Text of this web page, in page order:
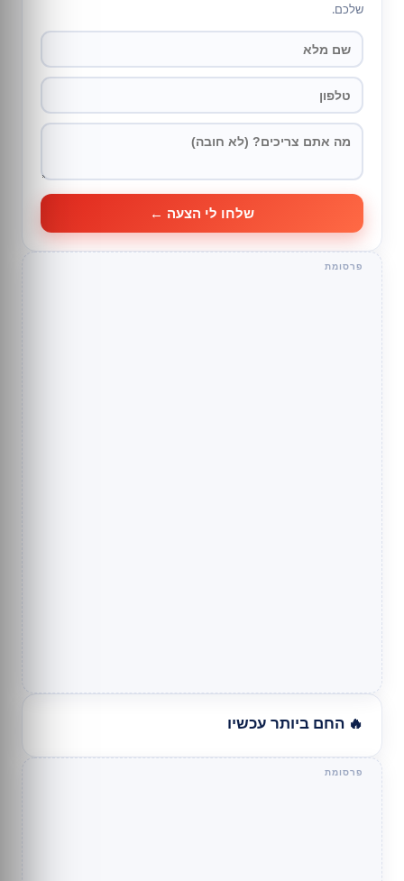
שלכם.
שלחו לי הצעה ←
🔥 החם ביותר עכשיו